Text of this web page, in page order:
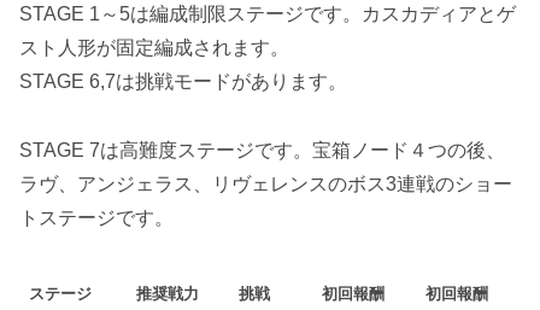
STAGE 1～5は編成制限ステージです。カスカディアとゲ
スト人形が固定編成されます。
STAGE 6,7は挑戦モードがあります。
STAGE 7は高難度ステージです。宝箱ノード４つの後、
ラヴ、アンジェラス、リヴェレンスのボス3連戦のショー
トステージです。
ステージ 推奨戦力
挑戦
初回報酬
初回報酬